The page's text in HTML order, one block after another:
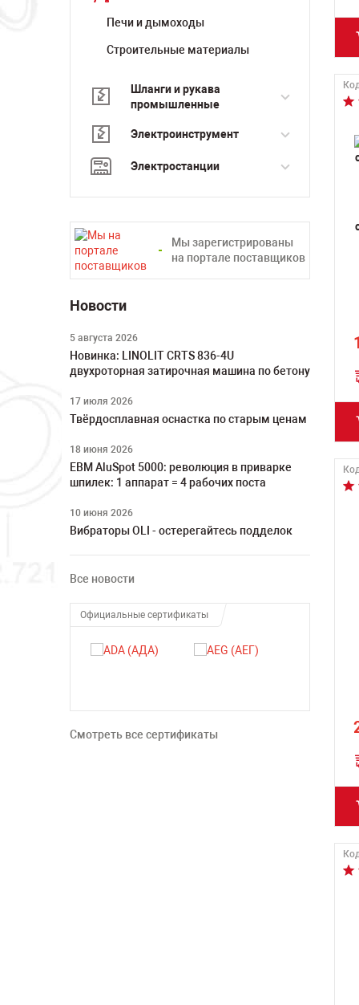
Печи и дымоходы
Строительные материалы
Шланги и рукава
промышленные
Электроинструмент
Электростанции
Мы зарегистрированы
на портале поставщиков
Новости
5 августа 2026
Новинка: LINOLIT CRTS 836-4U
двухроторная затирочная машина по бетону
17 июля 2026
Твёрдосплавная оснастка по старым ценам
18 июня 2026
ЕВМ AluSpot 5000: революция в приварке
шпилек: 1 аппарат = 4 рабочих поста
10 июня 2026
Вибраторы OLI - остерегайтесь подделок
Все новости
Официальные сертификаты
Смотреть все сертификаты